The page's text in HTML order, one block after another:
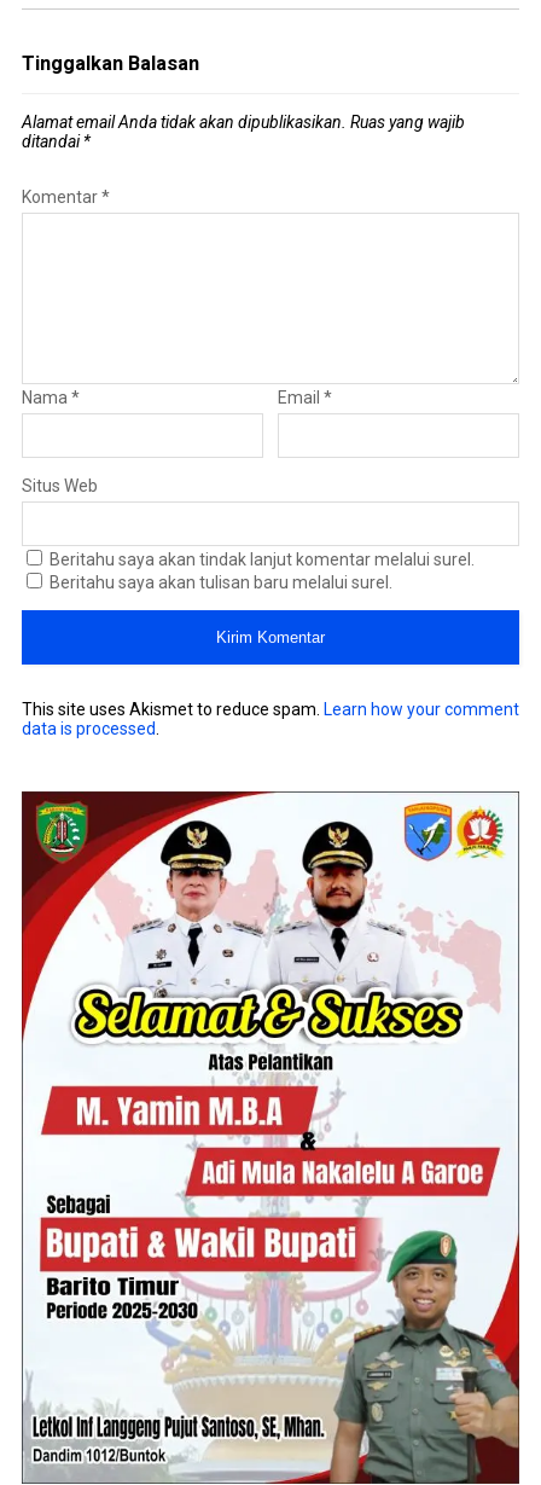
Tinggalkan Balasan
Alamat email Anda tidak akan dipublikasikan. Ruas yang wajib
ditandai*
Komentar*
Nama* Email*
Situs Web
Beritahu saya akan tindak lanjut komentar melalui surel.
Beritahu saya akan tulisan baru melalui surel.
This site uses Akismet to reduce spam. Learn how your comment
data is processed.